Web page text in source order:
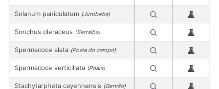
Solanum paniculatum (Jurubeba)
Sonchus oleraceus (Serralha)
Spermacoce alata (Poaia do campo)
Spermacoce verticillata (Poaia)
Stachytarpheta cayennensis (Gervão)